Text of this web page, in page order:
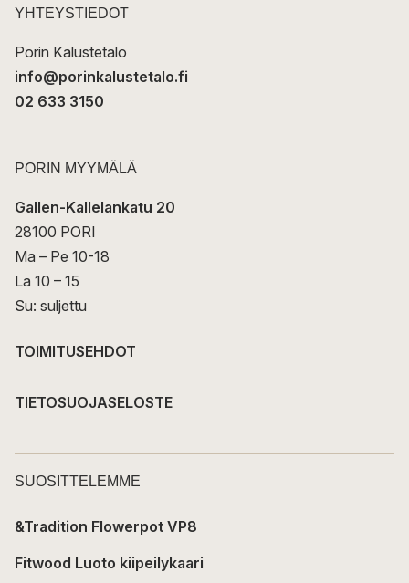
t
YHTEYSTIEDOT
Porin Kalustetalo
info@porinkalustetalo.fi
02 633 3150
PORIN MYYMÄLÄ
Gallen-Kallelankatu 20
28100 PORI
Ma – Pe 10-18
La 10 – 15
Su: suljettu
TOIMITUSEHDOT
TIETOSUOJASELOSTE
SUOSITTELEMME
&Tradition Flowerpot VP8
Fitwood Luoto kiipeilykaari